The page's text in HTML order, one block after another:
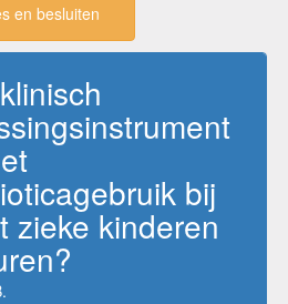
en besluiten
bij
zieke kinderen